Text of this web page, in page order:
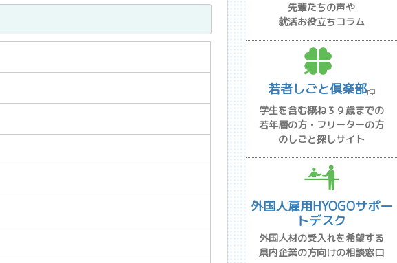
先輩たちの声や
就活お役立ちコラム
若者しごと倶楽部
学生を含む概ね３９歳までの
若年層の方・フリーターの方
のしごと探しサイト
外国人雇用HYOGOサポー
トデスク
外国人材の受入れを希望する
県内企業の方向けの相談窓口